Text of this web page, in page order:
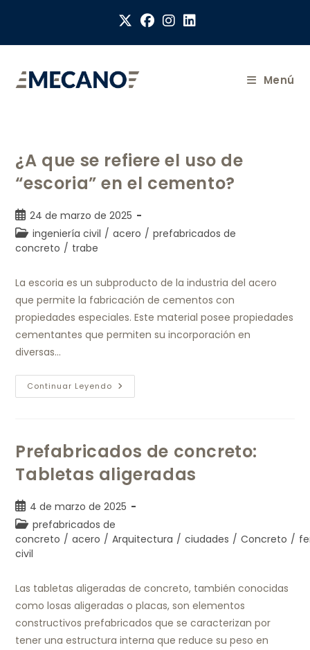
Menú
¿A que se refiere el uso de
“escoria” en el cemento?
24 de marzo de 2025
ingeniería civil / acero / prefabricados de
concreto / trabe
La escoria es un subproducto de la industria del acero
que permite la fabricación de cementos con
propiedades especiales. Este material posee propiedades
cementantes que permiten su incorporación en
diversas…
Continuar Leyendo
Prefabricados de concreto:
Tabletas aligeradas
4 de marzo de 2025
prefabricados de
concreto / acero / Arquitectura / ciudades / Concreto /
civil
Las tabletas aligeradas de concreto, también conocidas
como losas aligeradas o placas, son elementos
constructivos prefabricados que se caracterizan por
tener una estructura interna que reduce su peso en